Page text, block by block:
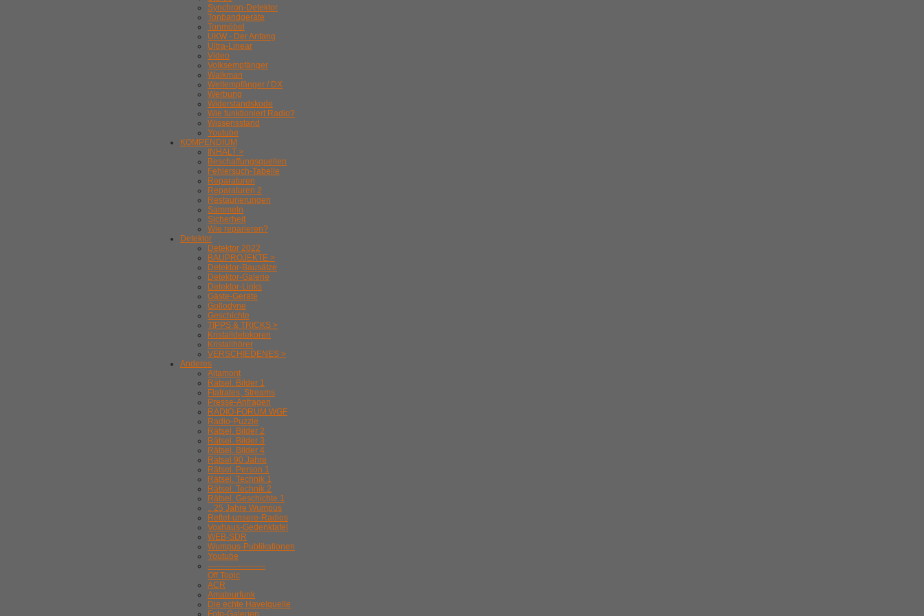
Synchron-Detektor
Tonbandgeräte
Tonmöbel
UKW - Der Anfang
Ultra-Linear
Video
Volksempfänger
Walkman
Weltempfänger / DX
Werbung
Widerstandskode
Wie funktioniert Radio?
Wissensstand
Youtube
KOMPENDIUM
INHALT >
Beschaffungsquellen
Fehlersuch-Tabelle
Reparaturen
Reparaturen 2
Restaurierungen
Sammeln
Sicherheit
Wie reparieren?
Detektor
Detektor 2022
BAUPROJEKTE >
Detektor-Bausätze
Detektor-Galerie
Detektor-Links
Gäste-Geräte
Gollodyne
Geschichte
TIPPS & TRICKS >
Kristalldetekoren
Kristallhörer
VERSCHIEDENES >
Anderes
Altamont
Rätsel. Bilder 1
Flatrates, Streams
Presse-Anfragen
RADIO-FORUM WGF
Radio-Puzzle
Rätsel. Bilder 2
Rätsel. Bilder 3
Rätsel. Bilder 4
Rätsel 90 Jahre
Rätsel. Person 1
Rätsel. Technik 1
Rätsel. Technik 2
Rätsel. Geschichte 1
.. 25 Jahre Wumpus
Rettet-unsere-Radios
Voxhaus-Gedenktafel
WEB-SDR
Wumpus-Publikationen
Youtube
---------------------
Off Topic
ACR
Amateurfunk
Die echte Havelquelle
Foto-Galerien